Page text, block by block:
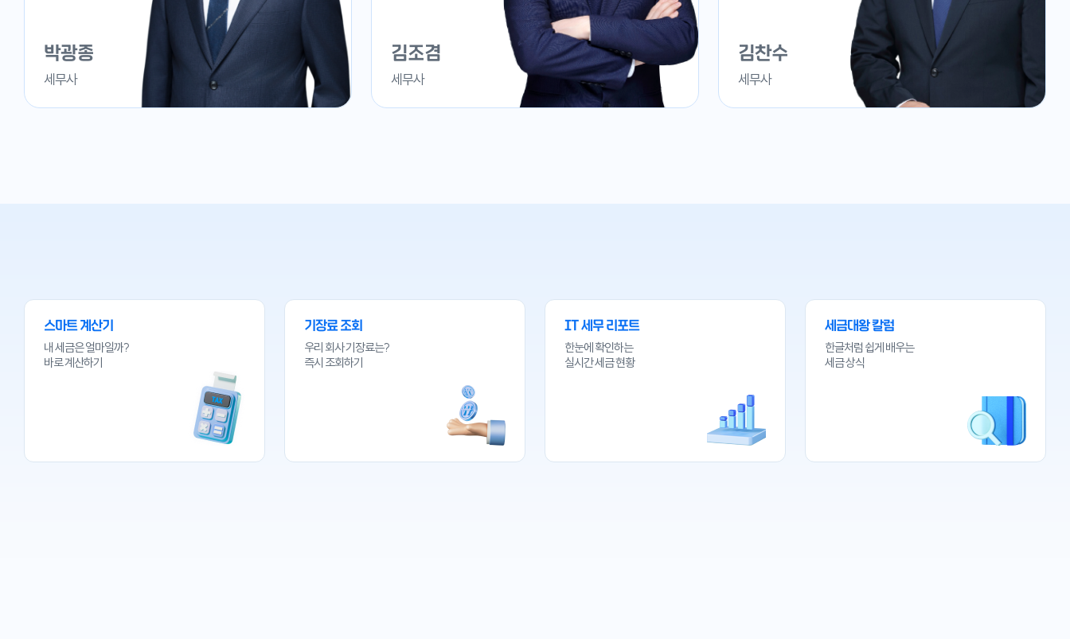
박광종
세무사
김조겸
세무사
김찬수
세무사
스마트 계산기
내 세금은 얼마일까?
바로 계산하기
기장료 조회
우리 회사 기장료는?
즉시 조회하기
IT 세무 리포트
한눈에 확인하는
실시간 세금 현황
세금대왕 칼럼
한글처럼 쉽게 배우는
세금 상식